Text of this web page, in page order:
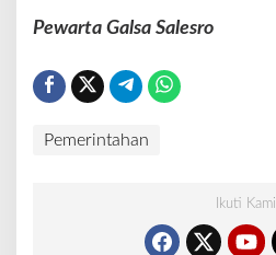
Pewarta Galsa Salesro
Pemerintahan
Ikuti Kami